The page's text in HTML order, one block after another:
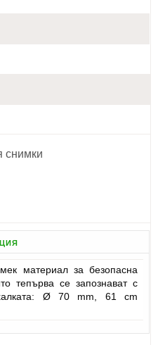
снимки
материал за безопасна
тепърва се запознават с
Ø 70 mm, 61 cm